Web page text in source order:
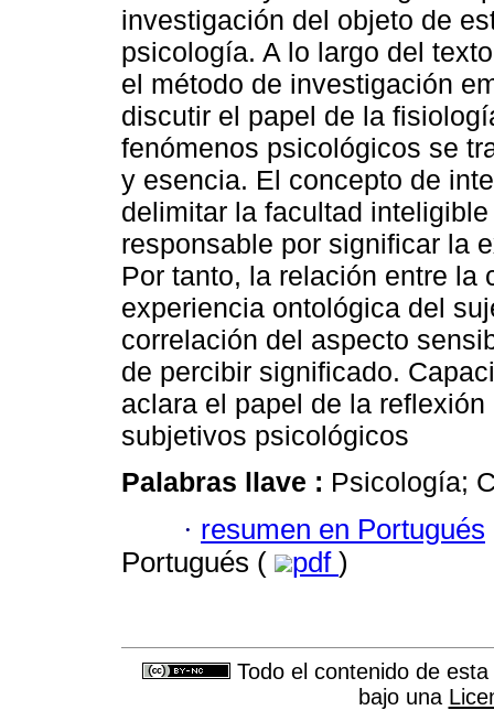
investigación del objeto de
psicología. A lo largo del
el método de investigación
discutir el papel de la
fenómenos psicológicos se
y esencia. El concepto de
delimitar la facultad
responsable por significar la
Por tanto, la relación entre la
experiencia ontológica del
correlación del aspecto
de percibir significado.
aclara el papel de la
subjetivos psicológicos
Palabras llave : Psicología;
· resumen en Portugués
Portugués (
pdf )
Todo el contenido de
bajo una